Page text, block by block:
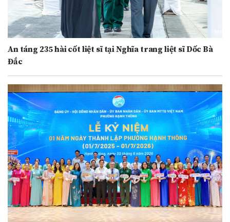
An táng 235 hài cốt liệt sĩ tại Nghĩa trang liệt sĩ Dốc Bà
Đắc